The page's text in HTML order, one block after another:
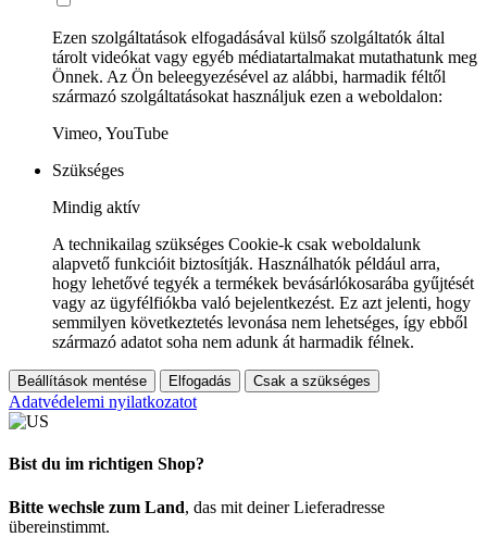
Ezen szolgáltatások elfogadásával külső szolgáltatók által
tárolt videókat vagy egyéb médiatartalmakat mutathatunk meg
Önnek. Az Ön beleegyezésével az alábbi, harmadik féltől
származó szolgáltatásokat használjuk ezen a weboldalon:
Vimeo, YouTube
Szükséges
Mindig aktív
A technikailag szükséges Cookie-k csak weboldalunk
alapvető funkcióit biztosítják. Használhatók például arra,
hogy lehetővé tegyék a termékek bevásárlókosarába gyűjtését
vagy az ügyfélfiókba való bejelentkezést. Ez azt jelenti, hogy
semmilyen következtetés levonása nem lehetséges, így ebből
származó adatot soha nem adunk át harmadik félnek.
Beállítások mentése Elfogadás Csak a szükséges
Adatvédelemi nyilatkozatot
Bist du im richtigen Shop?
Bitte wechsle zum Land, das mit deiner Lieferadresse
übereinstimmt.